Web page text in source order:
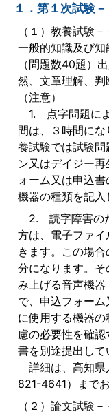
１．第１次試験
（１）教養試験
一般的知識及び
（問題数40題）
然、文章理解、判
（注意）
1. 点字問題に
間は、３時間に
養試験では試験
ン又はデイジー
ォーム又は申込
機器の種類を記入
2. 読字障害の
方は、電子ファ
きます。この場
分になります。
み上げる音声機
で、申込フォーム
に使用する機器
慮の必要性を確
書を別途提出して
詳細は、高知県
821-4641）まで
（２）論文試験